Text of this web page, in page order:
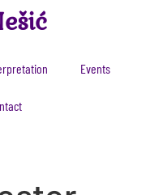
Events